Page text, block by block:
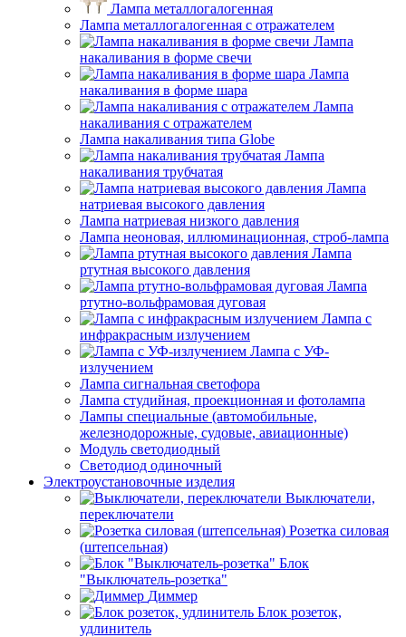
Лампа металлогалогенная
Лампа металлогалогенная с отражателем
Лампа
накаливания в форме свечи
Лампа
накаливания в форме шара
Лампа
накаливания с отражателем
Лампа накаливания типа Globe
Лампа
накаливания трубчатая
Лампа
натриевая высокого давления
Лампа натриевая низкого давления
Лампа неоновая, иллюминационная, строб-лампа
Лампа
ртутная высокого давления
Лампа
ртутно-вольфрамовая дуговая
Лампа с
инфракрасным излучением
Лампа с УФ-
излучением
Лампа сигнальная светофора
Лампа студийная, проекционная и фотолампа
Лампы специальные (автомобильные,
железнодорожные, судовые, авиационные)
Модуль светодиодный
Светодиод одиночный
Электроустановочные изделия
Выключатели,
переключатели
Розетка силовая
(штепсельная)
Блок
"Выключатель-розетка"
Диммер
Блок розеток,
удлинитель